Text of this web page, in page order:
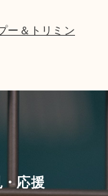
ー＆トリミン
応援